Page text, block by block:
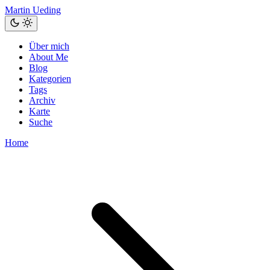
Martin Ueding
Über mich
About Me
Blog
Kategorien
Tags
Archiv
Karte
Suche
Home